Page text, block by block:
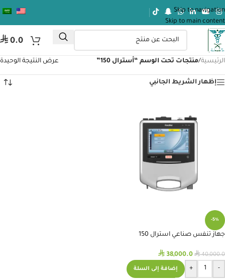
Skip to navigation
Skip to main content
⃁ 0.0
الرئيسية/منتجات تحت الوسم “أسترال 150” عرض النتيجة الوحيدة
إظهار الشريط الجانبي
-5%
جهاز تنفس صناعي استرال 150
⃁40,000.0
⃁ 38,000.0
-
+ إضافة إلى السلة